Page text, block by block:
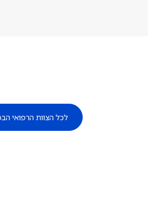
לכל הצוות הרפואי